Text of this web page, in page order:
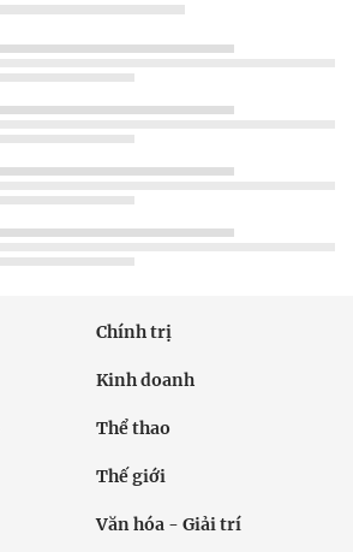
Chính trị
Kinh doanh
Thể thao
Thế giới
Văn hóa - Giải trí